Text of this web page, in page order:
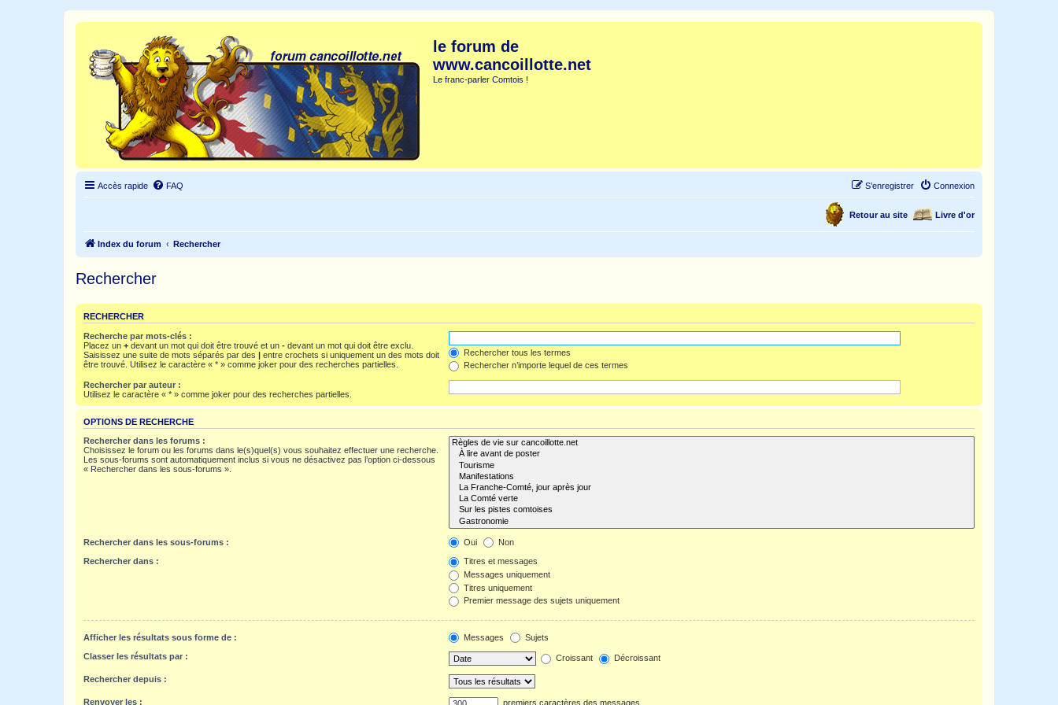
le forum de
www.cancoillotte.net
Le franc-parler Comtois !
Accès rapide FAQ Connexion
S’enregistrer
Livre d'or
Retour au site
Index du forum Rechercher
Rechercher
RECHERCHER
Recherche par mots-clés :
Placez un + devant un mot qui doit être trouvé et un - devant un mot qui doit être exclu.
Saisissez une suite de mots séparés par des | entre crochets si uniquement un des mots doit
être trouvé. Utilisez le caractère « * » comme joker pour des recherches partielles.
Rechercher tous les termes
Rechercher n’importe lequel de ces termes
Rechercher par auteur :
Utilisez le caractère « * » comme joker pour des recherches partielles.
OPTIONS DE RECHERCHE
Rechercher dans les forums :
Choisissez le forum ou les forums dans le(s)quel(s) vous souhaitez effectuer une recherche.
Les sous-forums sont automatiquement inclus si vous ne désactivez pas l’option ci-dessous
« Rechercher dans les sous-forums ».
Rechercher dans les sous-forums : Oui Non
Rechercher dans :
Titres et messages
Messages uniquement
Titres uniquement
Premier message des sujets uniquement
Afficher les résultats sous forme de : Messages Sujets
Classer les résultats par : Croissant Décroissant
Rechercher depuis :
Renvoyer les : premiers caractères des messages